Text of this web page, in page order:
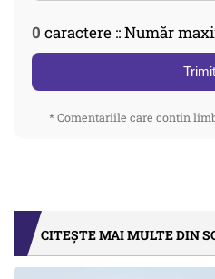
0 caractere :: Număr
* Comentariile care contin
CITEȘTE MAI MULTE DIN